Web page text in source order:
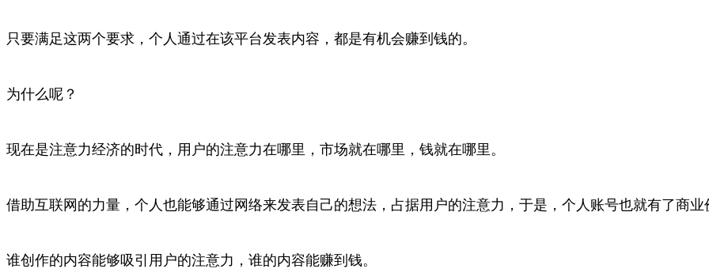
只要满足这两个要求，个人通过在该平台发表内容，都是有机会赚到钱的。
为什么呢？
现在是注意力经济的时代，用户的注意力在哪里，市场就在哪里，钱就在哪里。
借助互联网的力量，个人也能够通过网络来发表自己的想法，占据用户的注意力，于是，个人账号也就有了商业
谁创作的内容能够吸引用户的注意力，谁的内容能赚到钱。